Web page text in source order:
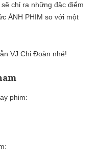
chỉ ra những đặc điểm
ẢNH PHIM so với một
VJ Chi Đoàn nhé!
phim: